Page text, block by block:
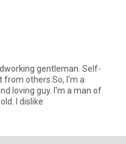
gentleman. Self-
from others.So, I'm a
loving guy. I'm a man of
I dislike